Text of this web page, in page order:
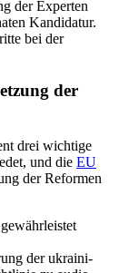
der Exper­ten
Kan­di­da­tur.
bei der
der
drei wich­tige
und die EU
der Refor­men
gewähr­leis­tet
der ukrai­ni­